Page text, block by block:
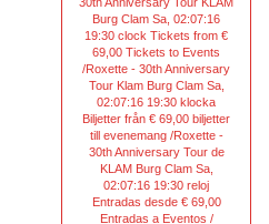
Burg Clam Sa, 02:07:16
19:30 clock Tickets from €
69,00 Tickets to Events
/Roxette - 30th Anniversary
Tour Klam Burg Clam Sa,
02:07:16 19:30 klocka
Biljetter från € 69,00 biljetter
till evenemang /Roxette -
30th Anniversary Tour de
KLAM Burg Clam Sa,
02:07:16 19:30 reloj
Entradas desde € 69,00
Entradas a Eventos /